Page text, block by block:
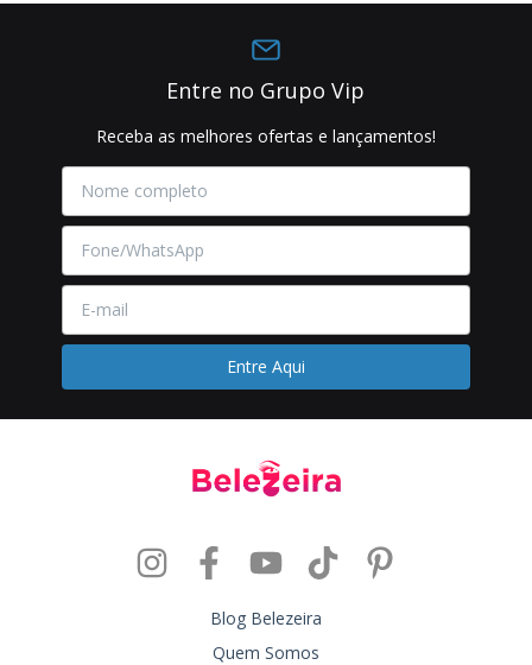
Entre no Grupo Vip
Receba as melhores ofertas e lançamentos!
Blog Belezeira
Quem Somos